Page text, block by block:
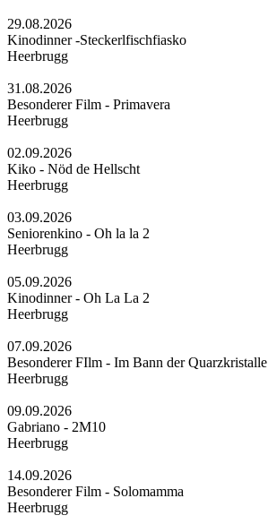
29.08.2026
Kinodinner -Steckerlfischfiasko
Heerbrugg
31.08.2026
Besonderer Film - Primavera
Heerbrugg
02.09.2026
Kiko - Nöd de Hellscht
Heerbrugg
03.09.2026
Seniorenkino - Oh la la 2
Heerbrugg
05.09.2026
Kinodinner - Oh La La 2
Heerbrugg
07.09.2026
Besonderer FIlm - Im Bann der Quarzkristalle
Heerbrugg
09.09.2026
Gabriano - 2M10
Heerbrugg
14.09.2026
Besonderer Film - Solomamma
Heerbrugg